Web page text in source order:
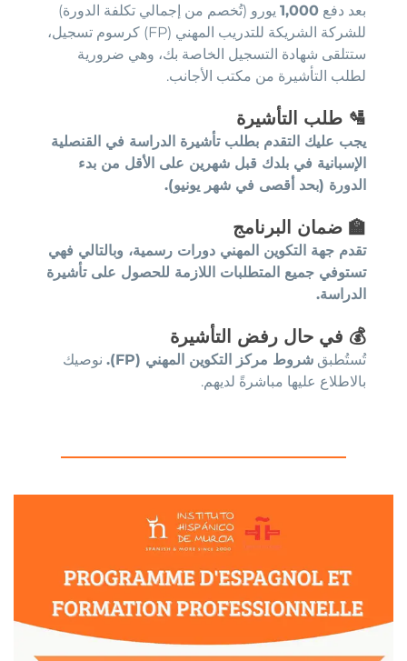
بعد دفع 1,000يورو (تُخصم من إجمالي تكلفة الدورة)
للشركة الشريكة للتدريب المهني (FP) كرسوم تسجيل،
ستتلقى شهادة التسجيل الخاصة بك، وهي ضرورية
لطلب التأشيرة من مكتب الأجانب.
🛂 طلب التأشيرة
يجب عليك التقدم بطلب تأشيرة الدراسة في القنصلية
الإسبانية في بلدك قبل شهرين على الأقل من بدء
الدورة (بحد أقصى في شهر يونيو).
🏫 ضمان البرنامج
تقدم جهة التكوين المهني دورات رسمية، وبالتالي فهي
تستوفي جميع المتطلبات اللازمة للحصول على تأشيرة
الدراسة.
💰 في حال رفض التأشيرة
تُستُطبق شروط مركز التكوين المهني (FP).
نوصيك
بالاطلاع عليها مباشرةً لديهم.